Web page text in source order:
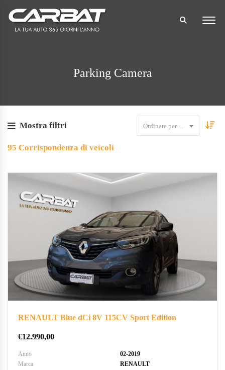
Parking Camera
Mostra filtri Ordinare per data
95 Corrispondenza di veicoli
RENAULT Blue dCi 8V 115CV Sport Edition
€12.990,00
Anno
02-2019
Marca
RENAULT